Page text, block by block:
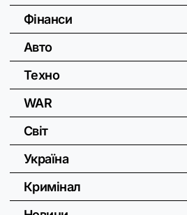
Фінанси
Авто
Техно
WAR
Світ
Україна
Кримінал